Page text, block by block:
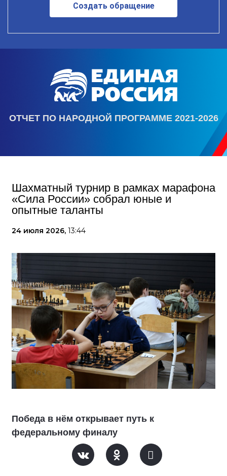
Создать обращение
ОТЧЕТ ПО НАРОДНОЙ ПРОГРАММЕ 2021-2026
Шахматный турнир в рамках марафона
«Сила России» собрал юные и
опытные таланты
24 июля 2026, 13:44
Победа в нём открывает путь к
федеральному финалу